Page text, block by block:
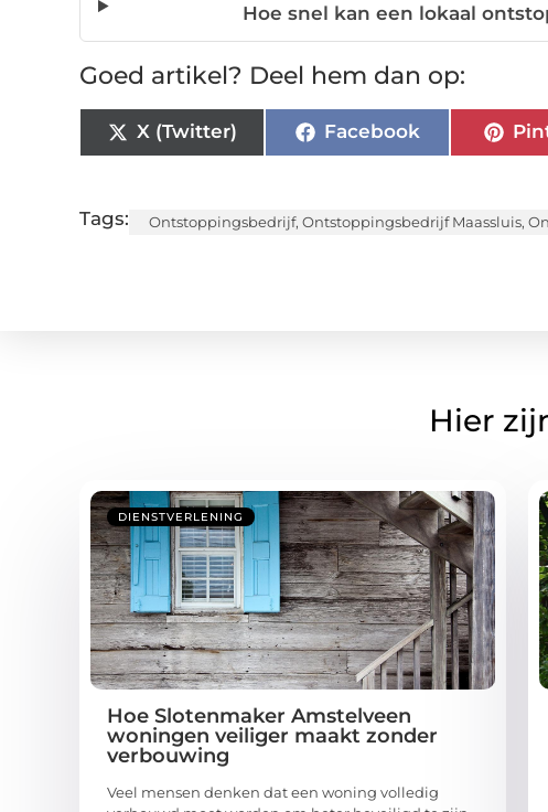
Hoe snel kan een lokaal
Goed artikel? Deel hem dan op:
X (Twitter) Facebook
Tags: Ontstoppingsbedrijf, Ontstoppingsbedrijf Maassluis,
Hier
DIENSTVERLENING
Hoe Slotenmaker Amstelveen
woningen veiliger maakt zonder
verbouwing
Veel mensen denken dat een woning volledig